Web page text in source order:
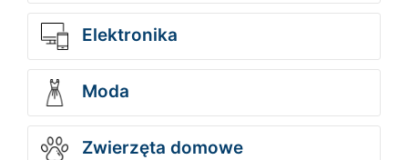
Elektronika
Moda
Zwierzęta domowe